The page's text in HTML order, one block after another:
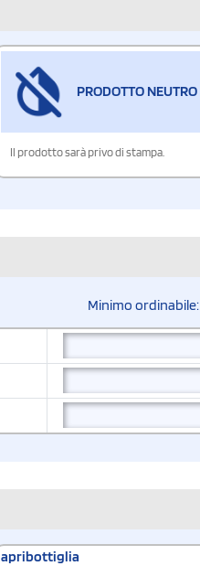
PRODOTTO NEUTRO
Il prodotto sarà privo di stampa.
Minimo ordinabile:
apribottiglia